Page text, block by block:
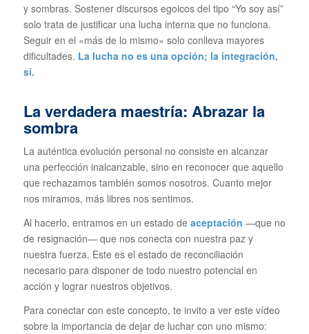
y sombras. Sostener discursos egoicos del tipo “Yo soy así”
solo trata de justificar una lucha interna que no funciona.
Seguir en el «más de lo mismo» solo conlleva mayores
dificultades. La lucha no es una opción; la integración,
sí.
La verdadera maestría: Abrazar la
sombra
La auténtica evolución personal no consiste en alcanzar
una perfección inalcanzable, sino en reconocer que aquello
que rechazamos también somos nosotros. Cuanto mejor
nos miramos, más libres nos sentimos.
Al hacerlo, entramos en un estado de aceptación —que no
de resignación— que nos conecta con nuestra paz y
nuestra fuerza. Este es el estado de reconciliación
necesario para disponer de todo nuestro potencial en
acción y lograr nuestros objetivos.
Para conectar con este concepto, te invito a ver este vídeo
sobre la importancia de dejar de luchar con uno mismo: